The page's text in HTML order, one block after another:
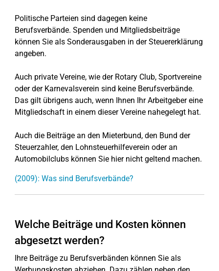
Politische Parteien sind dagegen keine
Berufsverbände. Spenden und Mitgliedsbeiträge
können Sie als Sonderausgaben in der Steuererklärung
angeben.
Auch private Vereine, wie der Rotary Club, Sportvereine
oder der Karnevalsverein sind keine Berufsverbände.
Das gilt übrigens auch, wenn Ihnen Ihr Arbeitgeber eine
Mitgliedschaft in einem dieser Vereine nahegelegt hat.
Auch die Beiträge an den Mieterbund, den Bund der
Steuerzahler, den Lohnsteuerhilfeverein oder an
Automobilclubs können Sie hier nicht geltend machen.
(2009): Was sind Berufsverbände?
Welche Beiträge und Kosten können
abgesetzt werden?
Ihre Beiträge zu Berufsverbänden können Sie als